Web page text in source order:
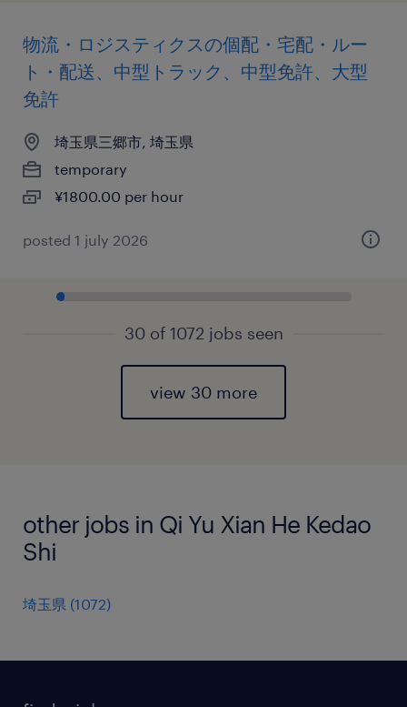
物流・ロジスティクスの個配・宅配・ルー
ト・配送、中型トラック、中型免許、大型
免許
埼玉県三郷市, 埼玉県
temporary
¥1800.00 per hour
posted 1 july 2026
30 of 1072 jobs seen
view 30 more
other jobs in Qi Yu Xian He Kedao
Shi
埼玉県 (1072)